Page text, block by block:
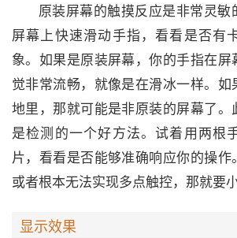
原装屏幕的触摸反应是非常灵敏
屏幕上快速滑动手指，看看是否有
象。如果是原装屏幕，你的手指在
觉非常流畅，就像是在滑冰一样。
地里，那就可能是非原装的屏幕了。
是检测的一个好方法。试着用两根
片，看看是否能够准确响应你的操作
或者根本无法实现多点触控，那就要小
显示效果